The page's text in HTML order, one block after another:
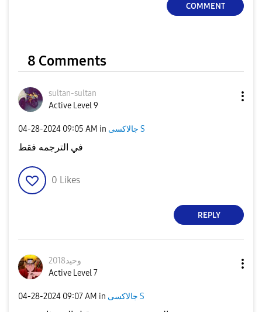
COMMENT
8 Comments
sultan-sultan
Active Level 9
‎04-28-2024 09:05 AM in جالاكسى S
في الترجمه فقط
0 Likes
REPLY
وحيد2018
Active Level 7
‎04-28-2024 09:07 AM in جالاكسى S